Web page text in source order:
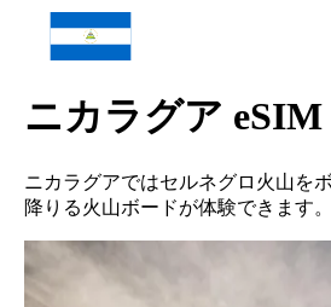
ニカラグア eSIM
ニカラグアではセルネグロ火山を
降りる火山ボードが体験できます。